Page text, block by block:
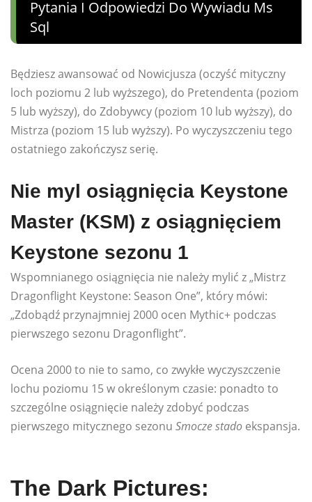
Pytania I Odpowiedzi Do Wywiadu Ms
Sql
Będziesz awansować od Nowicjusza (oczyść mityczny
loch poziomu 2 lub wyższego), do Pretendenta (poziom
5 lub wyższy), do Zdobywcy (poziom 10 lub wyższy), do
Mistrza (poziom 15 lub wyższy). Po wyczyszczeniu tego
ostatniego zakończysz serię.
Nie myl osiągnięcia Keystone
Master (KSM) z osiągnięciem
Keystone sezonu 1
Wspomnianego osiągnięcia nie należy mylić z „Mistrz
Dragonflight Keystone: Season One”, który mówi:
„Zdobądź przynajmniej 2000 ocen Mythic+ podczas
pierwszego sezonu Dragonflight”.
Ocena 2000 to nie to samo, co zwykłe wyczyszczenie
lochu poziomu 15 w określonym czasie: ponadto to
szczególne osiągnięcie należy zdobyć podczas
pierwszego mitycznego sezonu Smocze stado ekspansja.
The Dark Pictures: